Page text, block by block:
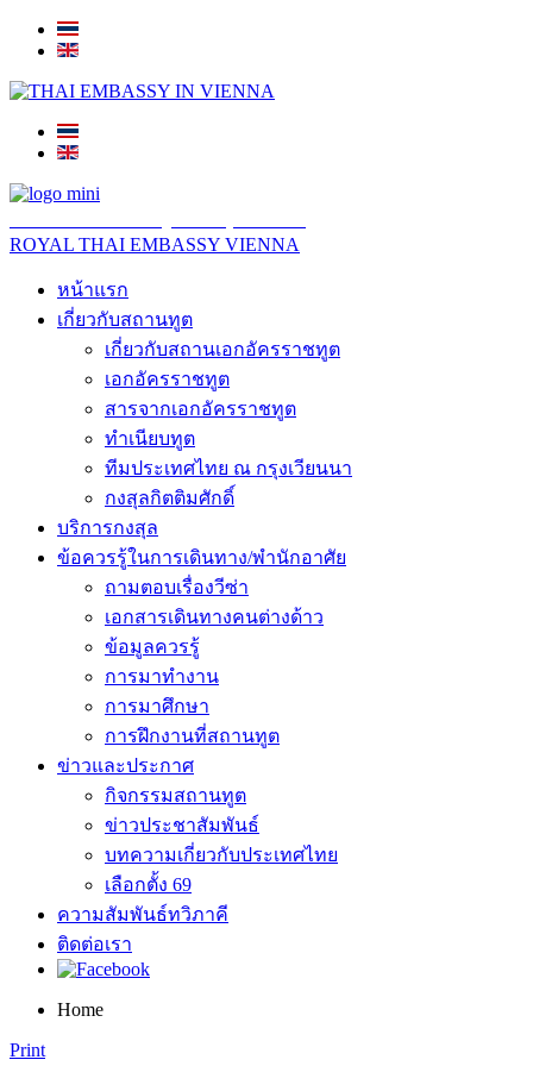
ROYAL THAI EMBASSY VIENNA
หน้าแรก
เกี่ยวกับสถานทูต
เกี่ยวกับสถานเอกอัครราชทูต
เอกอัครราชทูต
สารจากเอกอัครราชทูต
ทำเนียบทูต
ทีมประเทศไทย ณ กรุงเวียนนา
กงสุลกิตติมศักดิ์
บริการกงสุล
ข้อควรรู้ในการเดินทาง/พำนักอาศัย
ถามตอบเรื่องวีซ่า
เอกสารเดินทางคนต่างด้าว
ข้อมูลควรรู้
การมาทำงาน
การมาศึกษา
การฝึกงานที่สถานทูต
ข่าวและประกาศ
กิจกรรมสถานทูต
ข่าวประชาสัมพันธ์
บทความเกี่ยวกับประเทศไทย
เลือกตั้ง 69
ความสัมพันธ์ทวิภาคี
ติดต่อเรา
Home
Print